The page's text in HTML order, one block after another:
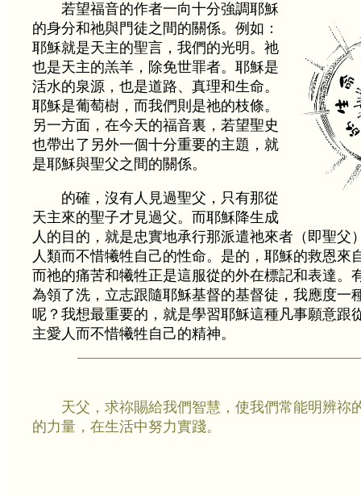
若望福音的作者一向十分強調耶穌
的身分和祂與門徒之間的關係。例如：
耶穌就是天主的聖言，我們的光明。祂
也是天主的羔羊，除免世罪者。耶穌是
活水的泉源，也是道路、真理和生命。
耶穌是葡萄樹，而我們則是祂的枝條。
另一方面，在今天的福音裏，若望聖史
也帶出了另外一個十分重要的主題，就
是耶穌與聖父之間的關係。
的確，沒有人見過聖父，只有那從
天主來的聖子才見過父。而耶穌降生成
人的目的，就是忠實地承行那派遣祂來者（即聖父
人類而不惜犧牲自己的性命。是的，耶穌的救恩來
而祂的痛苦和犧牲正是這服從的外在標記和表達。
為領了洗，立志跟隨耶穌基督的基督徒，我應度一
呢？我想最重要的，就是學習耶穌這種凡事願意跟
主愛人而不惜犧牲自己的精神。
天父，求祢賜給我們智慧，使我們常能明辨祢
的力量，在生活中努力實踐。